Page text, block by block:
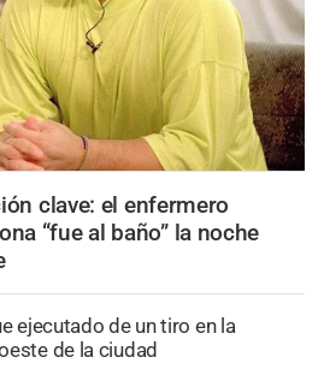
clave: el enfermero
“fue al baño” la noche
ejecutado de un tiro en la
de la ciudad